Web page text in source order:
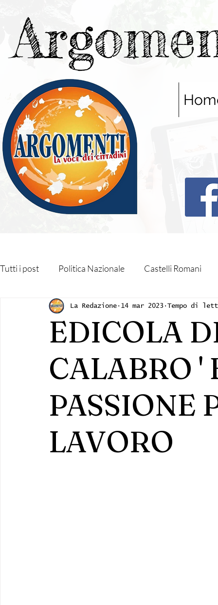
Tutti i post Politica Nazionale Castelli Romani
Roma Capitale Regione Lazio Associazioni
Religione Monteporzio Catone Partner
EDICOLA
CALABRO '
PASSIONE
LAVORO
La Redazione 14 mar 2023 Tempo di